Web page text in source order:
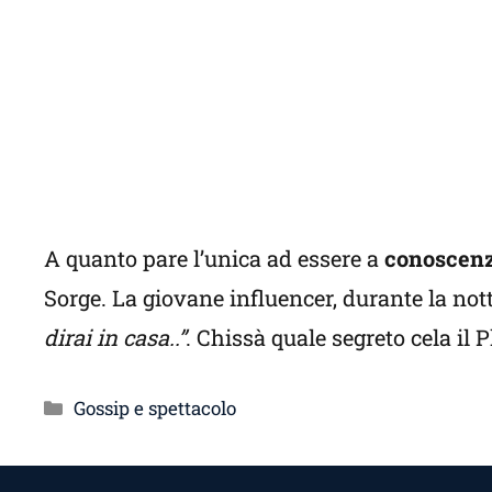
A quanto pare l’unica ad essere a
Sorge. La giovane influencer, durante la
dirai in casa..”. Chissà quale segreto cela il
Categorie
Gossip e spettacolo